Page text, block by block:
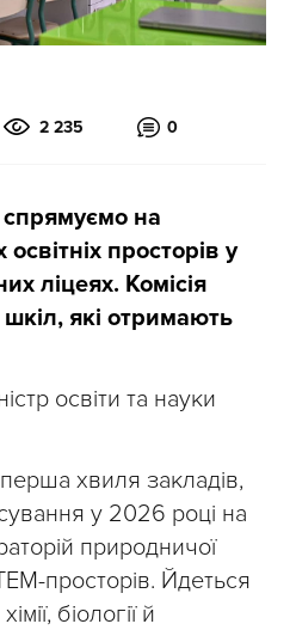
2 235 0
на
просторів у
ліцеях. Комісія
які отримають
освіти та науки
хвиля закладів,
у 2026 році на
природничої
просторів. Йдеться
біології й